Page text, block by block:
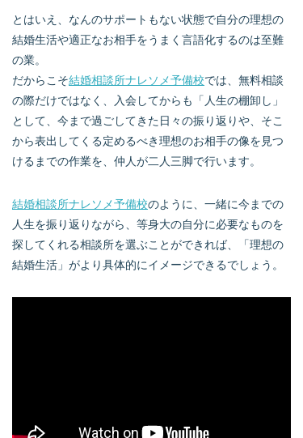
とはいえ、なんのサポートもない状態で自分の理想の
結婚生活や適正なお相手をうまく言語化するのは至難
の業。
だからこそ結婚相談所ナレソメ予備校では、無料相談
の際だけではなく、入会してからも「人生の棚卸し」
として、今まで過ごしてきた日々の振り返りや、そこ
から表出してくる定めるべき理想のお相手の像を見つ
けるまでの作業を、仲人が二人三脚で行います。
結婚相談所ナレソメ予備校のように、一緒に今までの
人生を振り返りながら、等身大の自分に必要なものを
探してくれる相談所を選ぶことができれば、「理想の
結婚生活」がより具体的にイメージできるでしょう。